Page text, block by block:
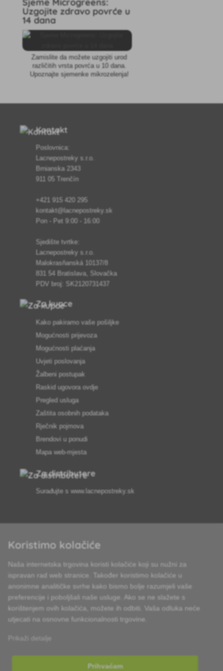
Sjeme Microgreens:
Uzgojite zdravo povrće u
14 dana
Zamislite da možete uzgojiti urod
različitih vrsta povrća u 10 dana.
Upoznajte sjemenke mikrozelenja!
Kontakt
Poslovnica:
Lacnepostreky s.r.o.
Brnianska 2343
911 05 Trenčín
+421 915 420 295
kontakt@lacnepostreky.sk
Pon - Pet 9:00 - 16:00
Sjedište tvrtke:
Lacnepostreky s.r.o.
Malokrasňanská 10137/8
831 54 Bratislava, Slovačka
PDV broj: SK2120731437
Za kupce
Kako pakiramo vaše pošiljke
Mogućnosti prijevoza
Mogućnosti plaćanja
Uvjeti poslovanja
Žalbeni postupak
Raskid ugovora ovdje
Pregled usluga
Zaštita osobnih podataka
Rječnik pojmova
Brendovi u ponudi
Mapa web-mjesta
Za distributere
Surađujte s www.lacnepostreky.sk
Uvijek ćemo vas profesionalno savjetovati
Reklamacije obrađujemo u roku od 24 sata
Dostava u roku od 24 sata od ponedjeljka do petka
Koristimo kolačiće
Naša internetska trgovina koristi kolačiće koji su nužni za
ispravan rad web stranice. Također koristimo kolačiće u
anonimne analitičke svrhe kako bismo bolje razumjeli vaše
preferencije i poboljšali naše usluge. Ako se ne slažete s
korištenjem ovih kolačića, možete ih odbiti. Vaša odluka neće
utjecati na osnovne funkcionalnosti trgovine.
Prikaži detalje
Prihvaćam